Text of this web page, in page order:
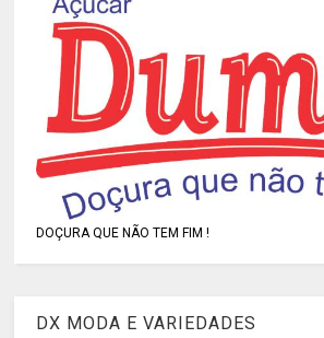
DOÇURA QUE NÃO TEM FIM !
DX MODA E VARIEDADES